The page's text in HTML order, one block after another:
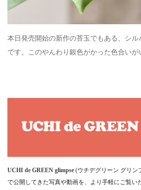
本日発売開始の新作の苔玉でもある、シ
です。このやんわり銀色がかった色合いが
UCHI de GREEN glimpse (ウチデグリーン グリン
で公開してきた写真や動画を、より手軽にご覧い